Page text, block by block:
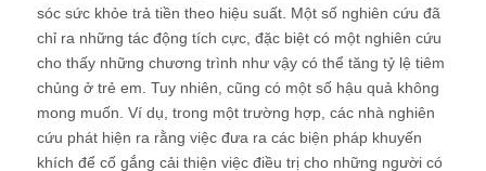
sóc sức khỏe trả tiền theo hiệu suất. Một số nghiên cứu đã
chỉ ra những tác động tích cực, đặc biệt có một nghiên cứu
cho thấy những chương trình như vậy có thể tăng tỷ lệ tiêm
chủng ở trẻ em. Tuy nhiên, cũng có một số hậu quả không
mong muốn. Ví dụ, trong một trường hợp, các nhà nghiên
cứu phát hiện ra rằng việc đưa ra các biện pháp khuyến
khích để cố gắng cải thiện việc điều trị cho những người có